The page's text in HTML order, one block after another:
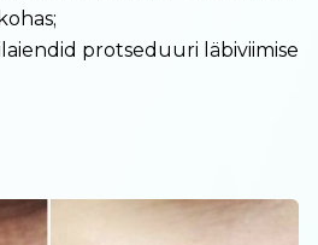
protseduuri läbiviimise